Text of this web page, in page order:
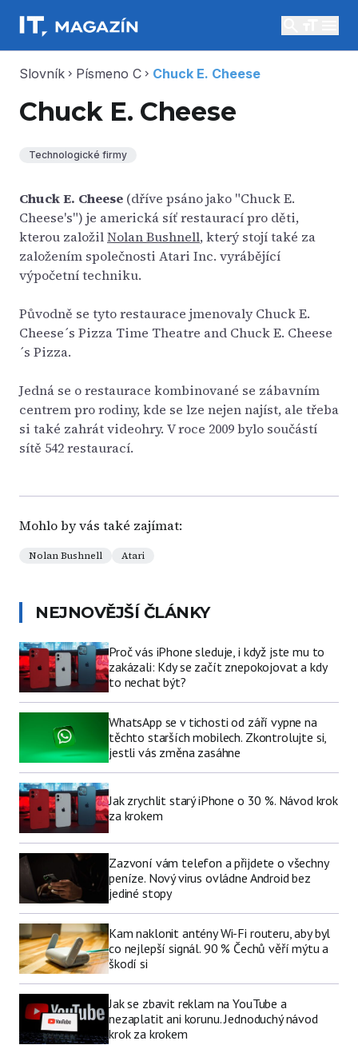
Slovník chevron_right Písmeno C chevron_right Chuck E. Cheese
Chuck E. Cheese
Technologické firmy
Chuck E. Cheese (dříve psáno jako "Chuck E.
Cheese's") je americká síť restaurací pro děti,
kterou založilNolan Bushnell, který stojí také za
založením společnosti Atari Inc. vyrábějící
výpočetní techniku.
Původně se tyto restaurace jmenovaly Chuck E.
Cheese´s Pizza Time Theatre and Chuck E. Cheese
´s Pizza.
Jedná se o restaurace kombinované se zábavním
centrem pro rodiny, kde se lze nejen najíst, ale třeba
si také zahrát videohry. V roce 2009 bylo součástí
sítě 542 restaurací.
Mohlo by vás také zajímat:
Nolan Bushnell Atari
NEJNOVĚJŠÍ ČLÁNKY
Proč vás iPhone sleduje, i když jste mu to
zakázali: Kdy se začít znepokojovat a kdy
to nechat být?
WhatsApp se v tichosti od září vypne na
těchto starších mobilech. Zkontrolujte si,
jestli vás změna zasáhne
Jak zrychlit starý iPhone o 30 %. Návod krok
za krokem
Zazvoní vám telefon a přijdete o všechny
peníze. Nový virus ovládne Android bez
jediné stopy
Kam naklonit antény Wi-Fi routeru, aby byl
co nejlepší signál. 90 % Čechů věří mýtu a
škodí si
Jak se zbavit reklam na YouTube a
nezaplatit ani korunu. Jednoduchý návod
krok za krokem